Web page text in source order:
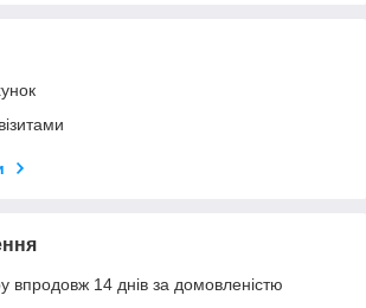
впродовж 14 днів за домовленістю